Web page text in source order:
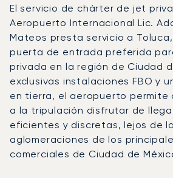
El servicio de chárter de jet
Aeropuerto Internacional Lic.
Mateos presta servicio a
puerta de entrada preferida
privada en la región de Ciudad
exclusivas instalaciones FBO y
en tierra, el aeropuerto permite
a la tripulación disfrutar de
eficientes y discretas, lejos de
aglomeraciones de los
comerciales de Ciudad de